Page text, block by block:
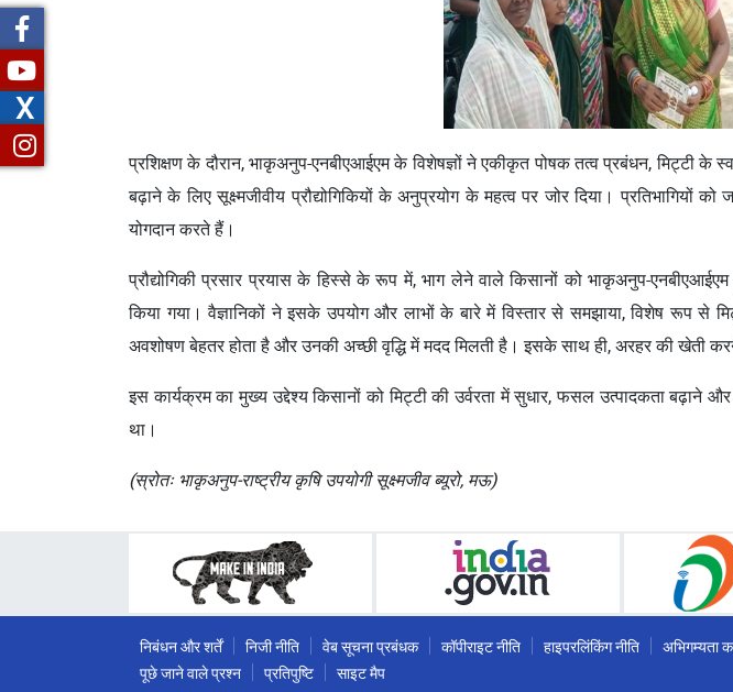
प्रशिक्षण के दौरान, भाकृअनुप-एनबीएआईएम के विशेषज्ञों ने एकीकृत पोषक तत्व प्रबंधन, मिट्टी
बढ़ाने के लिए सूक्ष्मजीवीय प्रौद्योगिकियों के अनुप्रयोग के महत्व पर जोर दिया।
योगदान करते हैं।
प्रौद्योगिकी प्रसार प्रयास के हिस्से के रूप में, भाग लेने वाले किसानों को भाकृअनुप-
किया गया। वैज्ञानिकों ने इसके उपयोग और लाभों के बारे में विस्तार से समझाया, विशेष रूप से
अवशोषण बेहतर होता है और उनकी अच्छी वृद्धि में मदद मिलती है। इसके साथ ही, अरहर की खेती
इस कार्यक्रम का मुख्य उद्देश्य किसानों को मिट्टी की उर्वरता में सुधार, फसल उत्पादकता बढ़ाने और
था।
(स्रोतः भाकृअनुप-राष्ट्रीय कृषि उपयोगी सूक्ष्मजीव ब्यूरो, मऊ)
निबंधन और शर्तें निजी नीति वेब सूचना प्रबंधक कॉपीराइट नीति हाइपरलिंकिंग नीति अभिगम्यता
पूछे जाने वाले प्रश्न
प्रतिपुष्टि साइट मैप
X